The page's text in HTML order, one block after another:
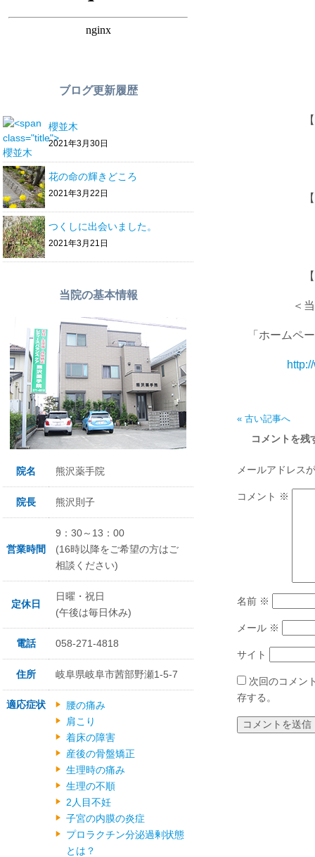
【診療時
【休
【完全
＜当日予約
「ホームペー
« 古い記事へ
コメントを残
メールアドレス
コメント ※
名前 ※
メール ※
サイト
次回のコメン
存する。
ブログ更新履歴
櫻並木
2021年3月30日
花の命の輝きどころ
2021年3月22日
つくしに出会いました。
2021年3月21日
当院の基本情報
院名 熊沢薬手院
院長 熊沢則子
営業時間
9：30～13：00
(16時以降をご希望の方はご
相談ください)
定休日
日曜・祝日
(午後は毎日休み)
電話 058-271-4818
住所 岐阜県岐阜市茜部野瀬1-5-7
適応症状
腰の痛み
肩こり
着床の障害
産後の骨盤矯正
生理時の痛み
生理の不順
2人目不妊
子宮の内膜の炎症
プロラクチン分泌過剰状態
とは？